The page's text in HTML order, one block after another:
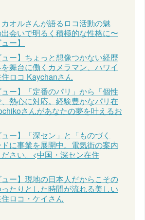
オルさんが語るロコ活動の魅
会いで明るく積極的な性格に〜
ー】
ュー】ちょっと想像つかない経歴
舞台に働くカメラマン、ハワイ
住ロコ Kaychanさん
ュー】「定番のパリ」から「個性
熱心に対応。経験豊かなパリ在
さんがあなたの夢を叶えるお
ュー】「深セン」と「ものづく
に事業を展開中。電気街の案内
さい。<中国・深セン在住
ュー】現地の日本人だからこその
たりとした時間が流れる美しい
ロコ・ケイさん